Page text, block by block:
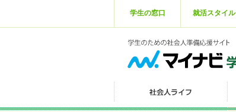
学生の窓口 就活スタイル